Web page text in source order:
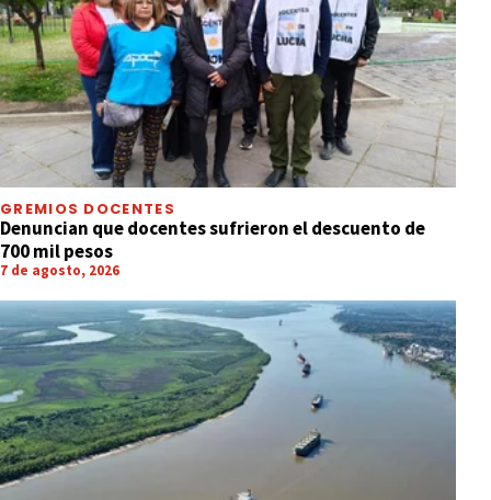
GREMIOS DOCENTES
Denuncian que docentes sufrieron el descuento de
700 mil pesos
7 de agosto, 2026